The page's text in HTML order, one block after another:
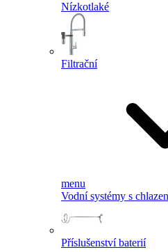
Nízkotlaké
Filtrační
menu
Vodní systémy s
Příslušenství baterií